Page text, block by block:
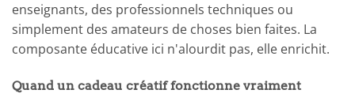
enseignants, des professionnels techniques ou
simplement des amateurs de choses bien faites. La
composante éducative ici n'alourdit pas, elle enrichit.
Quand un cadeau créatif fonctionne vraiment